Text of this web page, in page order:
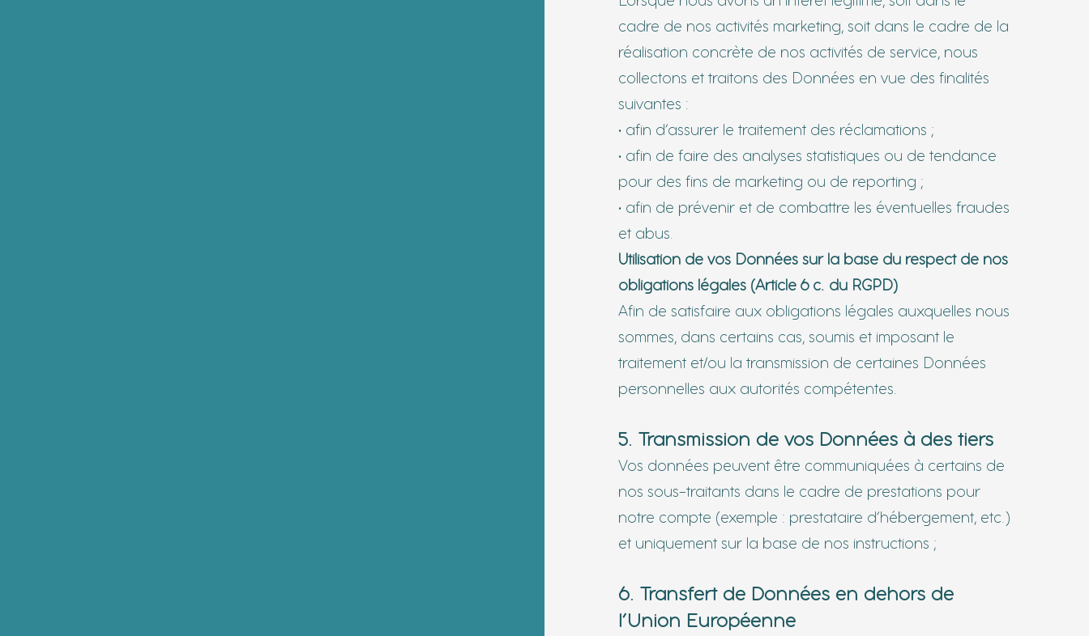
cadre de nos activités marketing, soit dans le cadre de la
réalisation concrète de nos activités de service, nous
collectons et traitons des Données en vue des finalités
suivantes :
• afin d’assurer le traitement des réclamations ;
• afin de faire des analyses statistiques ou de tendance
pour des fins de marketing ou de reporting ;
• afin de prévenir et de combattre les éventuelles fraudes
et abus.
Utilisation de vos Données sur la base du respect de nos
obligations légales (Article 6 c. du RGPD)
Afin de satisfaire aux obligations légales auxquelles nous
sommes, dans certains cas, soumis et imposant le
traitement et/ou la transmission de certaines Données
personnelles aux autorités compétentes.
5. Transmission de vos Données à des tiers
Vos données peuvent être communiquées à certains de
nos sous-traitants dans le cadre de prestations pour
notre compte (exemple : prestataire d’hébergement, etc.)
et uniquement sur la base de nos instructions ;
6. Transfert de Données en dehors de
l’Union Européenne